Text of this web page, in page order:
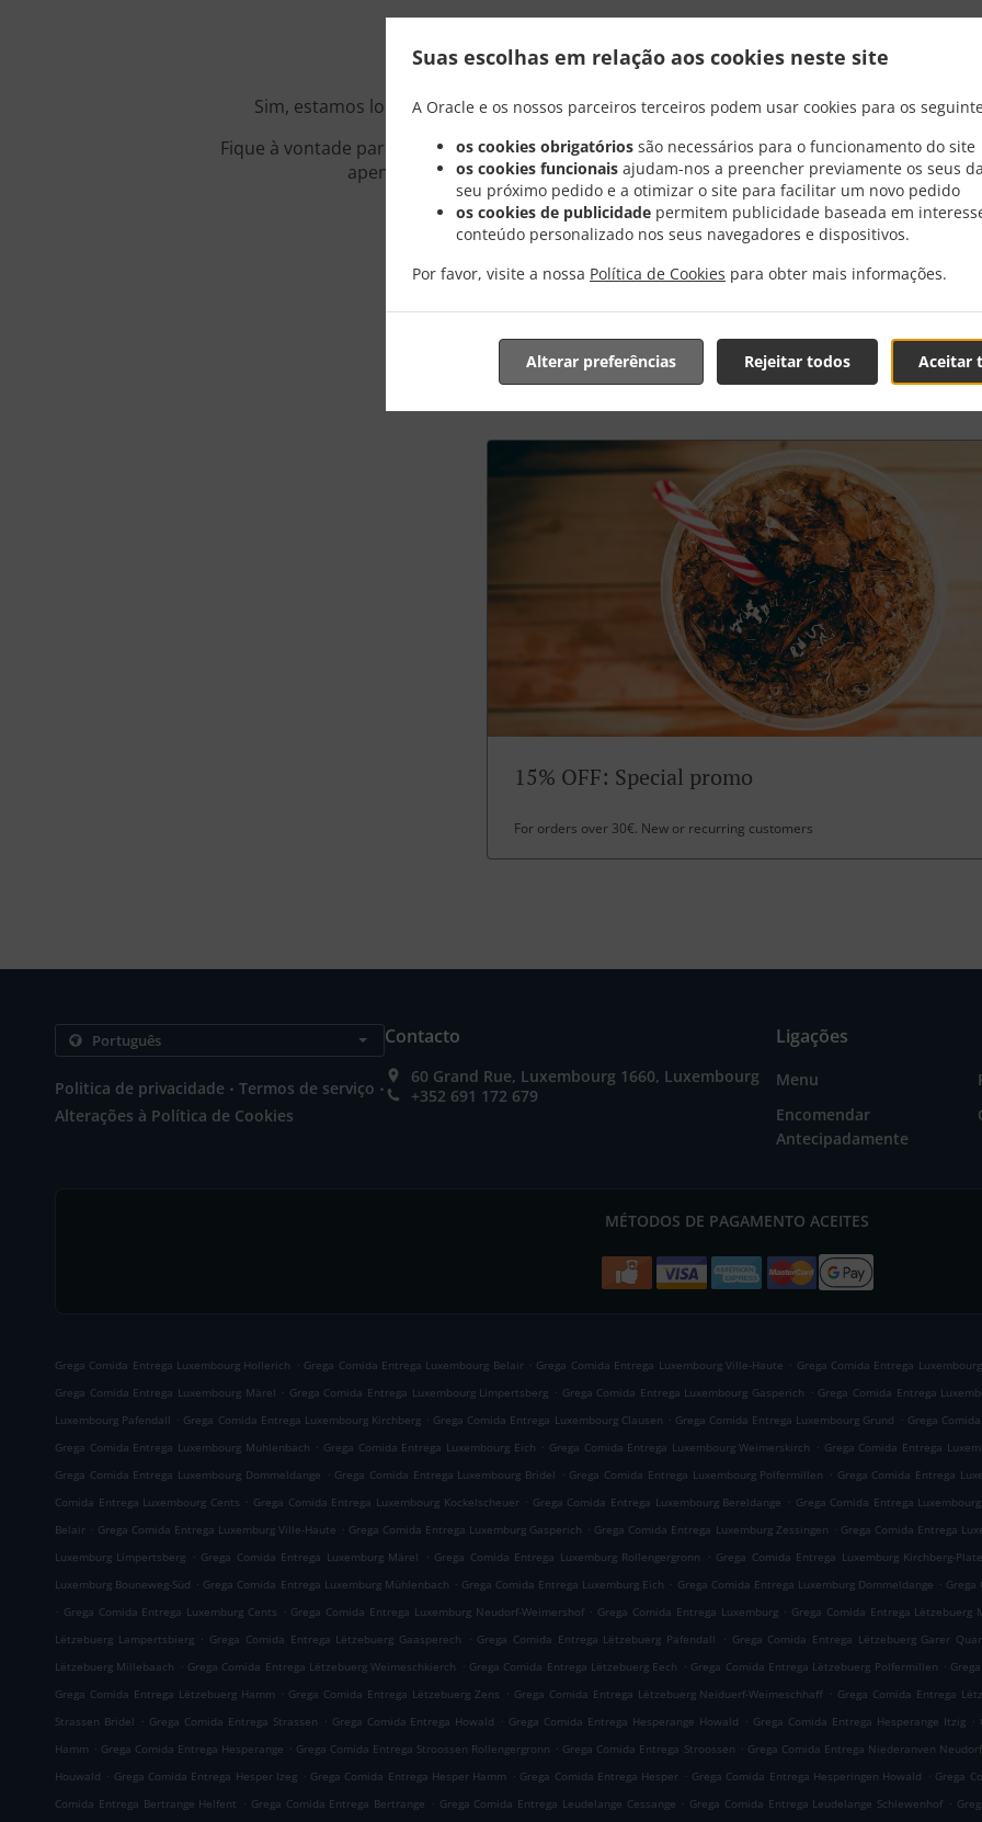
Suas escolhas em relação aos cookies neste site
A Oracle e os nossos parceiros terceiros podem usar cookies para os
os cookies obrigatórios são necessários para o funcionamento do site
os cookies funcionais ajudam-nos a preencher previamente os seus
seu próximo pedido e a otimizar o site para facilitar um novo pedido
os cookies de publicidade permitem publicidade baseada em
conteúdo personalizado nos seus navegadores e dispositivos.
Por favor, visite a nossa Política de Cookies para obter mais informações.
Aceitar
Rejeitar todos
Alterar preferências
Sim, estamos localizados perto de Luxembourg Limpertsberg e estamos muitos
Fique à vontade para navegar em nosso menu interativo e totalmente online, realize seu
apenas poucos minutos para confirmar seu pedido e informar o tempo de
Promoções
15% OFF: Special promo
For orders over 30€. New or recurring customers
Politica de privacidade . Termos de serviço .
Alterações à Política de Cookies
Contacto
60 Grand Rue, Luxembourg 1660, Luxembourg
+352 691 172 679
Ligações
Menu
Encomendar
Antecipadamente
MÉTODOS DE PAGAMENTO ACEITES
Grega Comida Entrega Luxembourg Hollerich . Grega Comida Entrega Luxembourg Belair . Grega Comida Entrega Luxembourg Ville-Haute . Grega Comida Entrega
Grega Comida Entrega Luxembourg Märel . Grega Comida Entrega Luxembourg Limpertsberg . Grega Comida Entrega Luxembourg Gasperich . Grega Comida Entrega
Luxembourg Pafendall . Grega Comida Entrega Luxembourg Kirchberg . Grega Comida Entrega Luxembourg Clausen . Grega Comida Entrega Luxembourg Grund . Grega
Grega Comida Entrega Luxembourg Muhlenbach . Grega Comida Entrega Luxembourg Eich . Grega Comida Entrega Luxembourg Weimerskirch . Grega Comida Entrega
Grega Comida Entrega Luxembourg Dommeldange . Grega Comida Entrega Luxembourg Bridel . Grega Comida Entrega Luxembourg Polfermillen . Grega Comida Entrega
Comida Entrega Luxembourg Cents . Grega Comida Entrega Luxembourg Kockelscheuer . Grega Comida Entrega Luxembourg Bereldange . Grega Comida Entrega Luxembourg
Belair . Grega Comida Entrega Luxemburg Ville-Haute . Grega Comida Entrega Luxemburg Gasperich . Grega Comida Entrega Luxemburg Zessingen . Grega Comida Entrega
Luxemburg Limpertsberg . Grega Comida Entrega Luxemburg Märel . Grega Comida Entrega Luxemburg Rollengergronn . Grega Comida Entrega Luxemburg Kirchberg-
Luxemburg Bouneweg-Süd . Grega Comida Entrega Luxemburg Mühlenbach . Grega Comida Entrega Luxemburg Eich . Grega Comida Entrega Luxemburg Dommeldange . Grega
. Grega Comida Entrega Luxemburg Cents . Grega Comida Entrega Luxemburg Neudorf-Weimershof . Grega Comida Entrega Luxemburg . Grega Comida Entrega Lëtzebuerg
Lëtzebuerg Lampertsbierg . Grega Comida Entrega Lëtzebuerg Gaasperech . Grega Comida Entrega Lëtzebuerg Pafendall . Grega Comida Entrega Lëtzebuerg Garer
Lëtzebuerg Millebaach . Grega Comida Entrega Lëtzebuerg Weimeschkierch . Grega Comida Entrega Lëtzebuerg Eech . Grega Comida Entrega Lëtzebuerg Polfermillen .
Grega Comida Entrega Lëtzebuerg Hamm . Grega Comida Entrega Lëtzebuerg Zens . Grega Comida Entrega Lëtzebuerg Neiduerf-Weimeschhaff . Grega Comida Entrega
Strassen Bridel . Grega Comida Entrega Strassen . Grega Comida Entrega Howald . Grega Comida Entrega Hesperange Howald . Grega Comida Entrega Hesperange Itzig .
Hamm . Grega Comida Entrega Hesperange . Grega Comida Entrega Stroossen Rollengergronn . Grega Comida Entrega Stroossen . Grega Comida Entrega Niederanven
Houwald . Grega Comida Entrega Hesper Izeg . Grega Comida Entrega Hesper Hamm . Grega Comida Entrega Hesper . Grega Comida Entrega Hesperingen Howald . Grega
Comida Entrega Bertrange Helfent . Grega Comida Entrega Bertrange . Grega Comida Entrega Leudelange Cessange . Grega Comida Entrega Leudelange Schlewenhof .